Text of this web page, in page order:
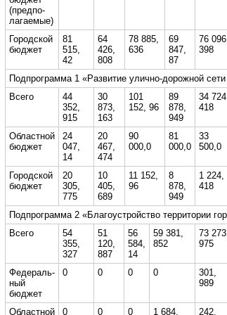
(предпо-
лагаемые)
Городской
бюджет
81
515,
42
64
426,
808
78 885,
636
69
847,
87
76 096,
398
Подпрограмма 1 «Развитие улично-дорожной
Всего
44
352,
915
30
873,
163
101
152, 96
89
878,
949
34 724,
418
Областной
бюджет
24
047,
14
20
467,
474
90
000,0
81
000,0
33
500,0
Городской
бюджет
20
305,
775
10
405,
689
11 152,
96
8
878,
949
1 224,
418
Подпрограмма 2 «Благоустройство территории
Всего
54
355,
327
51
120,
887
56
584,
14
59 381,
852
73 273,
975
Федераль-
ный
бюджет
0 0 0 0
301,
989
Областной 0 0 0 1 684, 242,